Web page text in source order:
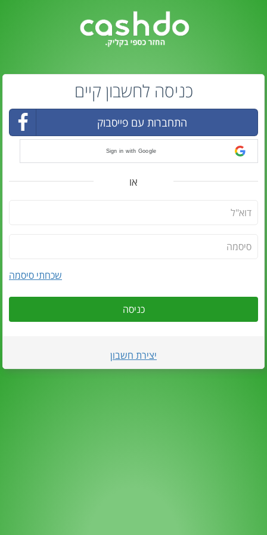
כניסה לחשבון קיים
התחברות עם פייסבוק
Sign in with Google
או
שכחתי סיסמה
כניסה
יצירת חשבון